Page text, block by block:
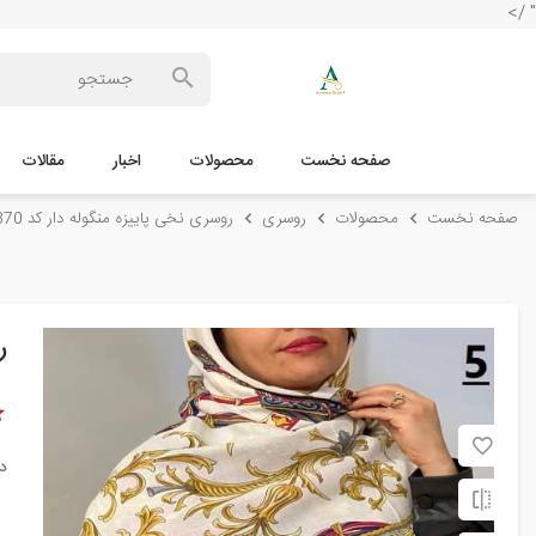
" />
صفحه نخست محصولات اخبار مقالات
صفحه نخست محصولات روسری روسری نخی پاییزه منگوله دار کد 370